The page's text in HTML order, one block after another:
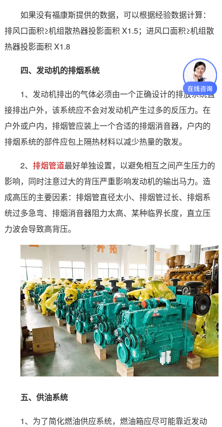
如果没有福康斯提供的数据，可以根据经验数据计算：
排风口面积≥机组散热器投影面积 X1.5；进风口面积≥机组散
热器投影面积 X1.8
四、发动机的排烟系统
1、发动机排出的气体必须由一个正确设计的排放系统直
接排出户外，该系统应不会对发动机产生过多的反压力。在
户外或户内，排烟管应装上一个合适的排烟消音器，户内的
排烟系统的部件应包上隔热材料以减少热量的散发。
2、 排烟管道最好单独设置，以避免相互之间产生压力的
影响，同时注意过大的背压严重影响发动机的输出马力。造
成高压的主要因素：排烟管直径太小、排烟管过长、排烟系
统过多急弯、排烟消音器阻力太高、某种临界长度，直立压
力波会导致高背压。
五、供油系统
1、为了简化燃油供应系统，燃油箱应尽可能靠近发动